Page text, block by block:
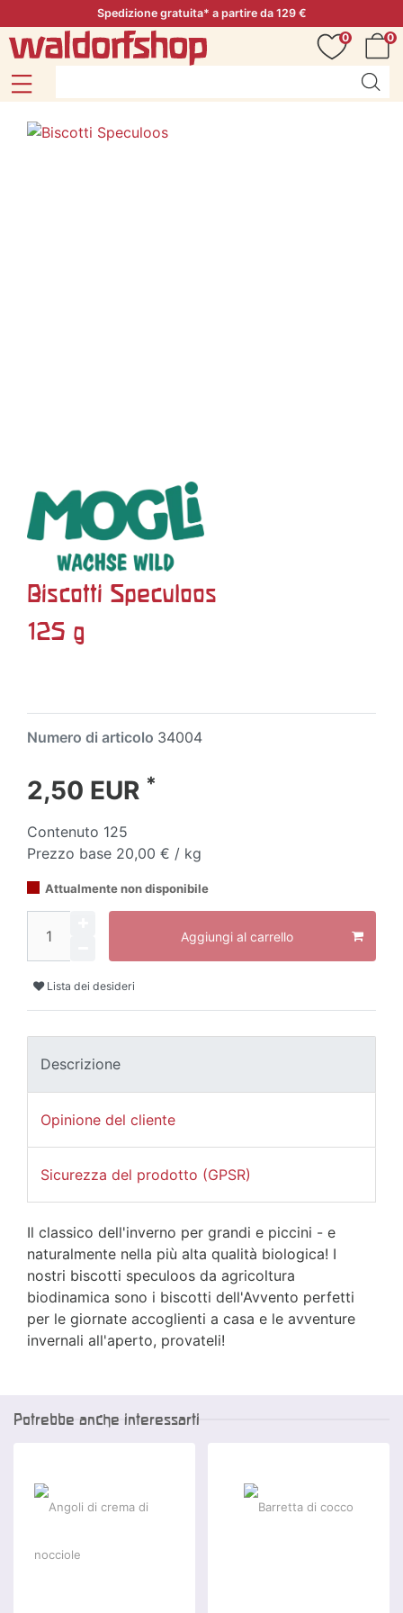
Spedizione gratuita* a partire da 129 €
0
0
Biscotti Speculoos
125 g
Numero di articolo 34004
2,50 EUR *
Contenuto 125
Prezzo base 20,00 € / kg
Attualmente non disponibile
Aggiungi al carrello
Lista dei desideri
Descrizione
Opinione del cliente
Sicurezza del prodotto (GPSR)
Il classico dell'inverno per grandi e piccini - e
naturalmente nella più alta qualità biologica! I
nostri biscotti speculoos da agricoltura
biodinamica sono i biscotti dell'Avvento perfetti
per le giornate accoglienti a casa e le avventure
invernali all'aperto, provateli!
Potrebbe anche interessarti